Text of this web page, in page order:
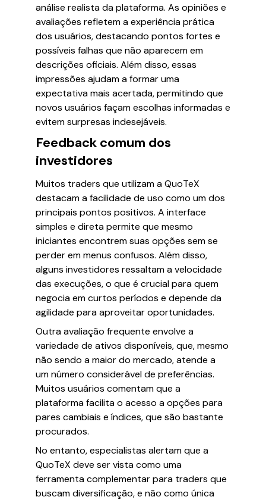
análise realista da plataforma. As opiniões e
avaliações refletem a experiência prática
dos usuários, destacando pontos fortes e
possíveis falhas que não aparecem em
descrições oficiais. Além disso, essas
impressões ajudam a formar uma
expectativa mais acertada, permitindo que
novos usuários façam escolhas informadas e
evitem surpresas indesejáveis.
Feedback comum dos
investidores
Muitos traders que utilizam a QuoTeX
destacam a facilidade de uso como um dos
principais pontos positivos. A interface
simples e direta permite que mesmo
iniciantes encontrem suas opções sem se
perder em menus confusos. Além disso,
alguns investidores ressaltam a velocidade
das execuções, o que é crucial para quem
negocia em curtos períodos e depende da
agilidade para aproveitar oportunidades.
Outra avaliação frequente envolve a
variedade de ativos disponíveis, que, mesmo
não sendo a maior do mercado, atende a
um número considerável de preferências.
Muitos usuários comentam que a
plataforma facilita o acesso a opções para
pares cambiais e índices, que são bastante
procurados.
No entanto, especialistas alertam que a
QuoTeX deve ser vista como uma
ferramenta complementar para traders que
buscam diversificação, e não como única